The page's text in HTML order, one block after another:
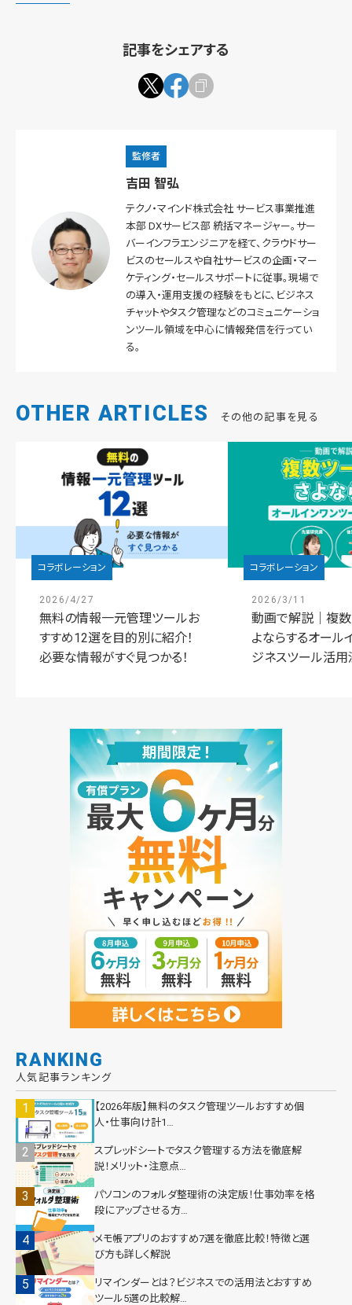
記事をシェアする
監修者
吉田 智弘
テクノ・マインド株式会社 サービス事業推進
本部 DXサービス部 統括マネージャー。サー
バーインフラエンジニアを経て、クラウドサー
ビスのセールスや自社サービスの企画・マー
ケティング・セールスサポートに従事。現場で
の導入・運用支援の経験をもとに、ビジネス
チャットやタスク管理などのコミュニケーショ
ンツール領域を中心に情報発信を行ってい
る。
OTHER ARTICLES その他の記事を見る
コラボレーション
2026/4/27
無料の情報一元管理ツールお
すすめ12選を目的別に紹介！
必要な情報がすぐ見つかる！
コラボレーション
2026/3/11
動画で解説｜複
よならするオール
ジネスツール活用
RANKING
人気記事ランキング
【2026年版】無料のタスク管理ツールおすすめ個
人・仕事向け計1…
スプレッドシートでタスク管理する方法を徹底解
説！メリット・注意点…
パソコンのフォルダ整理術の決定版！仕事効率を格
段にアップさせる方…
メモ帳アプリのおすすめ7選を徹底比較！特徴と選
び方も詳しく解説
リマインダーとは？ビジネスでの活用法とおすすめ
ツール5選の比較解…